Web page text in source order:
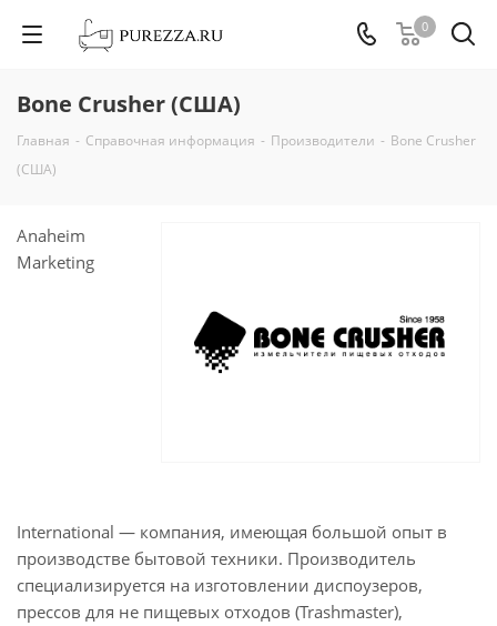
0
Bone Crusher (США)
Главная - Справочная информация - Производители - Bone Crusher
(США)
Anaheim
Marketing
International — компания, имеющая большой опыт в
производстве бытовой техники. Производитель
специализируется на изготовлении диспоузеров,
прессов для не пищевых отходов (Trashmaster),